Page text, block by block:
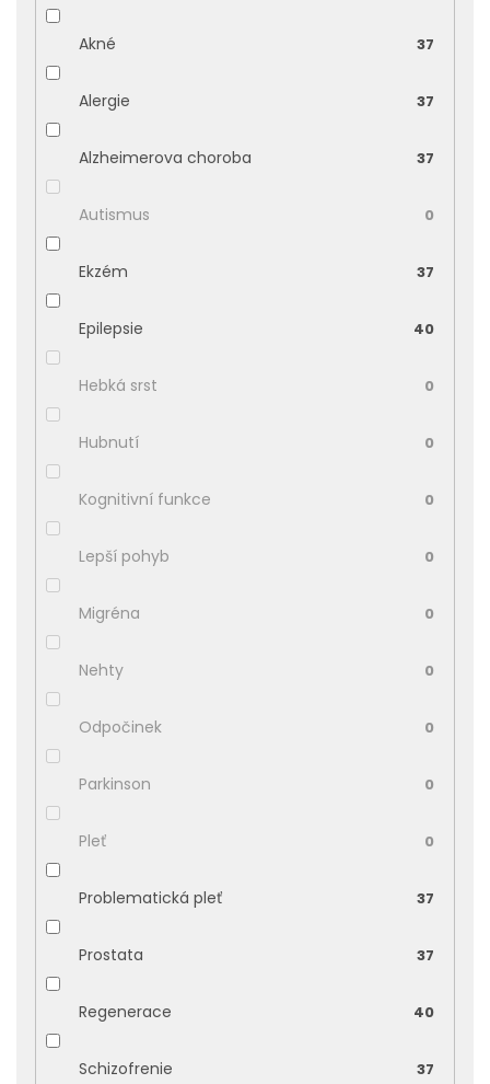
Akné 37
Alergie 37
Alzheimerova choroba 37
Autismus 0
Ekzém 37
Epilepsie 40
Hebká srst 0
Hubnutí 0
Kognitivní funkce 0
Lepší pohyb 0
Migréna 0
Nehty 0
Odpočinek 0
Parkinson 0
Pleť 0
Problematická pleť 37
Prostata 37
Regenerace 40
Schizofrenie 37